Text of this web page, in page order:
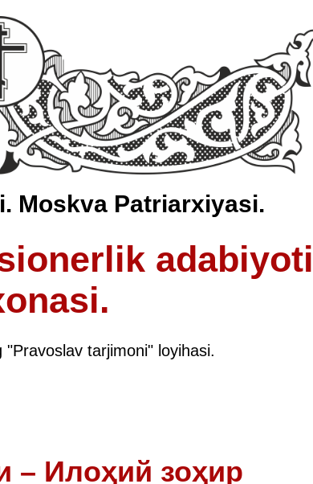
Moskva Patriarxiyasi.
adabiyoti
tarjimoni" loyihasi.
– Илоҳий зоҳир